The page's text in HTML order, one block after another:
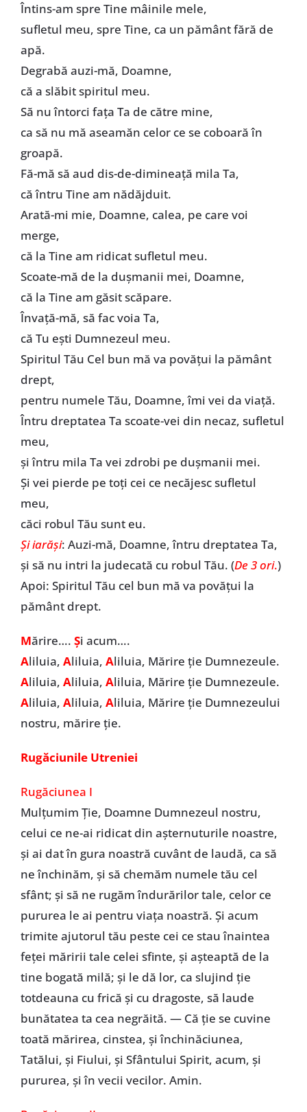
Întins-am spre Tine mâinile mele,
sufletul meu, spre Tine, ca un pământ fără de
apă.
Degrabă auzi-mă, Doamne,
că a slăbit spiritul meu.
Să nu întorci fața Ta de către mine,
ca să nu mă aseamăn celor ce se coboară în
groapă.
Fă-mă să aud dis-de-dimineață mila Ta,
că întru Tine am nădăjduit.
Arată-mi mie, Doamne, calea, pe care voi
merge,
că la Tine am ridicat sufletul meu.
Scoate-mă de la dușmanii mei, Doamne,
că la Tine am găsit scăpare.
Învață-mă, să fac voia Ta,
că Tu ești Dumnezeul meu.
Spiritul Tău Cel bun mă va povățui la pământ
drept,
pentru numele Tău, Doamne, îmi vei da viață.
Întru dreptatea Ta scoate-vei din necaz, sufletul
meu,
și întru mila Ta vei zdrobi pe dușmanii mei.
Și vei pierde pe toți cei ce necăjesc sufletul
meu,
căci robul Tău sunt eu.
Și iarăși: Auzi-mă, Doamne, întru dreptatea Ta,
și să nu intri la judecată cu robul Tău. (De 3 ori.)
Apoi: Spiritul Tău cel bun mă va povățui la
pământ drept.
Mărire…. Și acum….
Aliluia, Aliluia, Aliluia, Mărire ție Dumnezeule.
Aliluia, Aliluia, Aliluia, Mărire ție Dumnezeule.
Aliluia, Aliluia, Aliluia, Mărire ție Dumnezeului
nostru, mărire ție.
Rugăciunile Utreniei
Rugăciunea I
Mulțumim Ție, Doamne Dumnezeul nostru,
celui ce ne-ai ridicat din așternuturile noastre,
și ai dat în gura noastră cuvânt de laudă, ca să
ne închinăm, și să chemăm numele tău cel
sfânt; și să ne rugăm îndurărilor tale, celor ce
pururea le ai pentru viața noastră. Și acum
trimite ajutorul tău peste cei ce stau înaintea
feței măririi tale celei sfinte, și așteaptă de la
tine bogată milă; și le dă lor, ca slujind ție
totdeauna cu frică și cu dragoste, să laude
bunătatea ta cea negrăită. — Că ție se cuvine
toată mărirea, cinstea, și închinăciunea,
Tatălui, și Fiului, și Sfântului Spirit, acum, și
pururea, și în vecii vecilor. Amin.